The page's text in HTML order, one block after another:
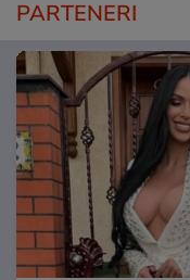
PARTENERI